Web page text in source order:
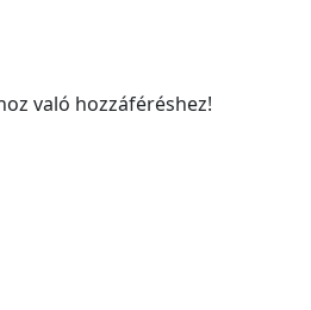
való hozzáféréshez!